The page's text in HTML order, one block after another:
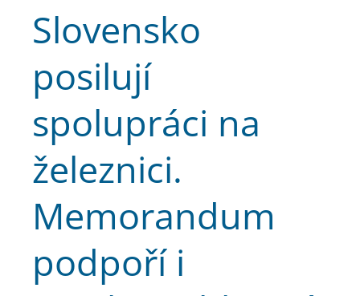
Slovensko
posilují
spolupráci na
železnici.
Memorandum
podpoří i